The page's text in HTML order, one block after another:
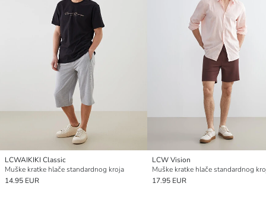
LCWAIKIKI Classic
Muške kratke hlače standardnog kroja
14.95 EUR
LCW Vision
Muške kratke hlače standardnog
17.95 EUR